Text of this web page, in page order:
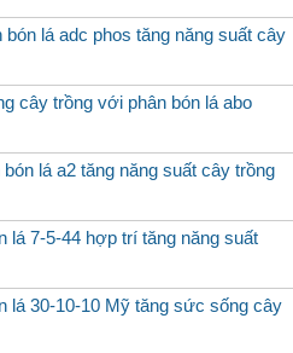
bón lá adc phos tăng năng suất cây
cây trồng với phân bón lá abo
lá a2 tăng năng suất cây trồng
lá 7-5-44 hợp trí tăng năng suất
lá 30-10-10 Mỹ tăng sức sống cây